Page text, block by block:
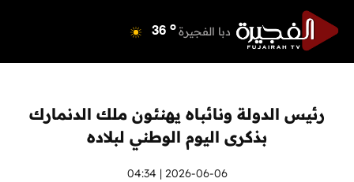
دبا الفجيرة 36 o
أم القيوين 39 o
راس الخيمة 40 o
الفجيرة 35 o
رئيس الدولة ونائباه يهنئون ملك الدنمارك
بذكرى اليوم الوطني لبلاده
2026-06-06 | 04:34